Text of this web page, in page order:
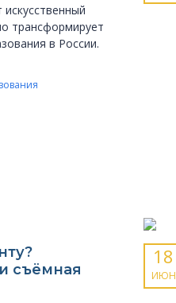
трансформирует
в России.
съёмная
18
ИЮН